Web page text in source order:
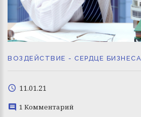
ВОЗДЕЙСТВИЕ - СЕРДЦЕ БИЗНЕСА
11.01.21
1 Комментарий